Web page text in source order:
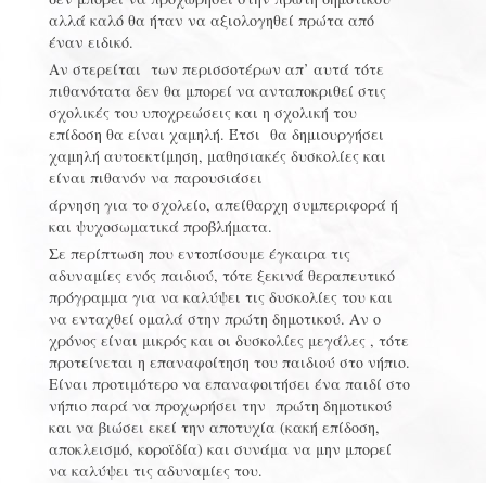
αλλά καλό θα ήταν να αξιολογηθεί πρώτα από
έναν ειδικό.
Αν στερείται των περισσοτέρων απ’ αυτά τότε
πιθανότατα δεν θα μπορεί να ανταποκριθεί στις
σχολικές του υποχρεώσεις και η σχολική του
επίδοση θα είναι χαμηλή. Έτσι θα δημιουργήσει
χαμηλή αυτοεκτίμηση, μαθησιακές δυσκολίες και
είναι πιθανόν να παρουσιάσει
άρνηση για το σχολείο, απείθαρχη συμπεριφορά ή
και ψυχοσωματικά προβλήματα.
Σε περίπτωση που εντοπίσουμε έγκαιρα τις
αδυναμίες ενός παιδιού, τότε ξεκινά θεραπευτικό
πρόγραμμα για να καλύψει τις δυσκολίες του και
να ενταχθεί ομαλά στην πρώτη δημοτικού. Αν ο
χρόνος είναι μικρός και οι δυσκολίες μεγάλες , τότε
προτείνεται η επαναφοίτηση του παιδιού στο νήπιο.
Είναι προτιμότερο να επαναφοιτήσει ένα παιδί στο
νήπιο παρά να προχωρήσει την πρώτη δημοτικού
και να βιώσει εκεί την αποτυχία (κακή επίδοση,
αποκλεισμό, κοροϊδία) και συνάμα να μην μπορεί
να καλύψει τις αδυναμίες του.